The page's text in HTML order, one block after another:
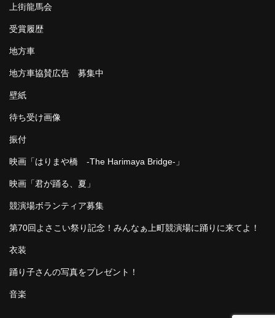
上街龍馬会
受賞履歴
地方車
地方車協賛広告 募集中
壁紙
待ち受け画像
振付
映画「はりまや橋 -The Harimaya Bridge-」
映画「君が踊る、夏」
競演場ボランティア募集
第70回よさこい祭り記念！みんなぁ上町競演場に踊りに来てよ！
衣装
踊り子さんの写真をプレゼント！
音楽